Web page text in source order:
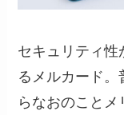
セキュリティ性
るメルカード
らなおのこと